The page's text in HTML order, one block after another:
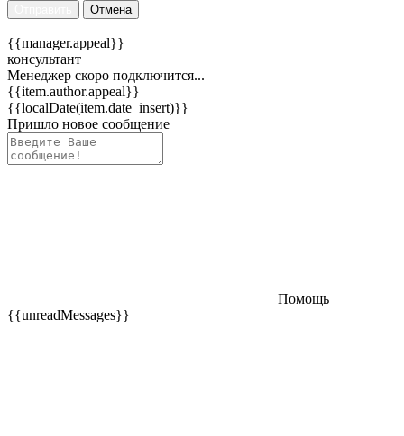
Отмена
{{manager.appeal}}
консультант
Менеджер скоро подключится...
{{item.author.appeal}}
{{localDate(item.date_insert)}}
Пришло новое сообщение
Помощь
{{unreadMessages}}